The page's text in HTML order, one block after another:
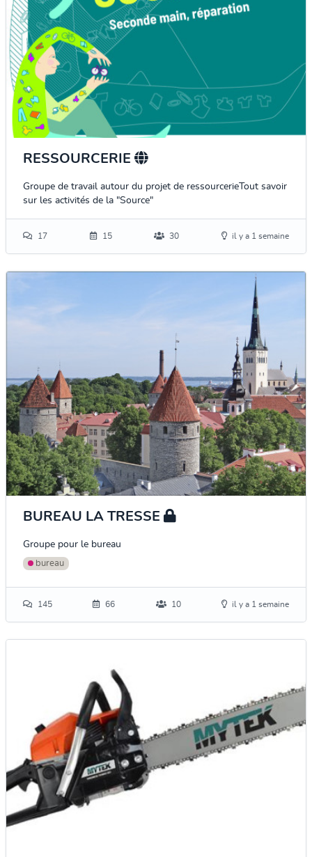
RESSOURCERIE
Groupe de travail autour du projet de ressourcerieTout savoir
sur les activités de la "Source"
17 15 30 il y a 1 semaine
BUREAU LA TRESSE
Groupe pour le bureau
bureau
145 66 10 il y a 1 semaine